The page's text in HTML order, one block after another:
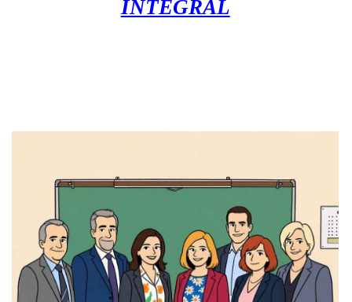
INTEGRAL